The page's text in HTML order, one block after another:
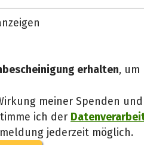
erhalten, um
meiner Spenden
ich der
jederzeit möglich.